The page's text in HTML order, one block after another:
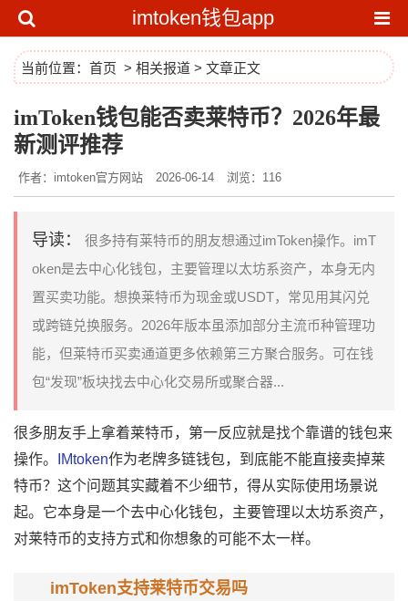
imtoken钱包app
当前位置： 首页 > 相关报道 > 文章正文
imToken钱包能否卖莱特币？2026年最
新测评推荐
作者：imtoken官方网站 2026-06-14 浏览：116
导读：
很多持有莱特币的朋友想通过imToken操作。imT
oken是去中心化钱包，主要管理以太坊系资产，本身无内
置买卖功能。想换莱特币为现金或USDT，常见用其闪兑
或跨链兑换服务。2026年版本虽添加部分主流币种管理功
能，但莱特币买卖通道更多依赖第三方聚合服务。可在钱
包“发现”板块找去中心化交易所或聚合器...
很多朋友手上拿着莱特币 ，第一反应就是找个靠谱的钱包来
操作。
IMtoken作为老牌多链钱包，到底能不能直接卖掉莱
特币？这个问题其实藏着不少细节，得从实际使用场景说
起。它本身是一个去中心化钱包，主要管理以太坊系资产，
对莱特币的支持方式和你想象的可能不太一样。
imToken支持莱特币交易吗